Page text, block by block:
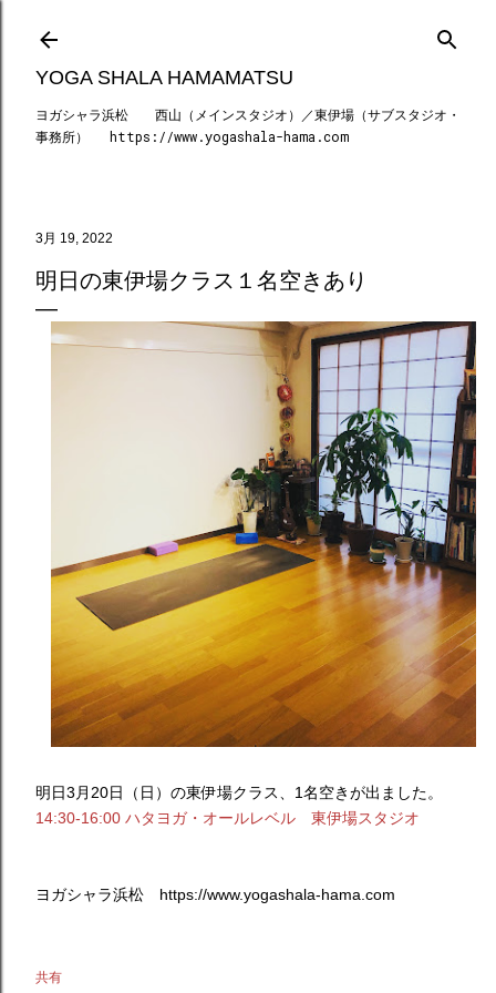
スキップしてメイン コンテンツに移動
YOGA SHALA HAMAMATSU
ヨガシャラ浜松 西山（メインスタジオ）／東伊場（サブスタジオ・
事務所） https://www.yogashala-hama.com
3月 19, 2022
明日の東伊場クラス１名空きあり
明日3月20日（日）の東伊場クラス、1名空きが出ました。
14:30-16:00 ハタヨガ・オールレベル 東伊場スタジオ
ヨガシャラ浜松 https://www.yogashala-hama.com
共有